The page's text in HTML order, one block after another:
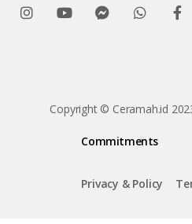
Copyright © Ceramah.id
Commitments
Privacy & Policy